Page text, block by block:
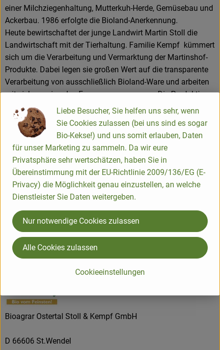
einer Milchziegenhaltung, Mutterkuh-Herde, Gemüsebau und
Ackerbau. 1986 erfolgte die Bioland-Anerkennung.
Heute bewirtschaftet der junge Landwirt Martin Stoll die
Landwirtschaft mit der Tierhaltung. Familie Kempf kümmert
sich um die Verarbeitung und Vermarktung der Martinshof-
Produkte. Dabei legen sie großen Wert auf die transparente
Verarbeitung von ausschließlich Bioland-Ware und arbeiten
mit vielen regionalen Erzeugern zusammen. Die Produktion
vor Ort mit den eigenen Teams bietet eine große
Zuverlässigkeit an Qualität und Frische.
Mit ca. 100 Mitarbeiter*innen betreiben sie auf dem
gewachsenen Hof im Ostertal die Bioland-Metzgerei, die
Bioland-Käserei, den Lieferservice "Biobus" , den
onlinehandel "bio vom Bauernhof" , sowie 2 Verkaufsstellen.
Dies sind ein großes Naturkostgeschäft "Martinshof
Stadtladen" im Herzen der Hauptstadt Saarbrücken und ein
Martinshof-Produkte findet man in vielen
Naturkostgeschäften, in manchen Globus-und Edeka
Märkten und als französische Marke "ferme du bio" in
Bioläden in Frankreich.
Bioagrar Ostertal Stoll & Kempf GmbH
D 66606 St.Wendel
Liebe Besucher, Sie helfen uns sehr, wenn
Sie Cookies zulassen (bei uns sind es sogar
Bio-Kekse!) und uns somit erlauben, Daten
für unser Marketing zu sammeln. Da wir eure
Privatsphäre sehr wertschätzen, haben Sie in
Übereinstimmung mit der EU-Richtlinie 2009/136/EG (E-
Privacy) die Möglichkeit genau einzustellen, an welche
Dienstleister Sie Daten weitergeben.
Cookieeinstellungen
Nur notwendige Cookies zulassen
Alle Cookies zulassen